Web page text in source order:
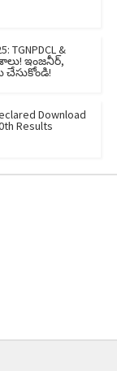
&
ఇంజనీర్,
చేసుకోండి!
Download
Results